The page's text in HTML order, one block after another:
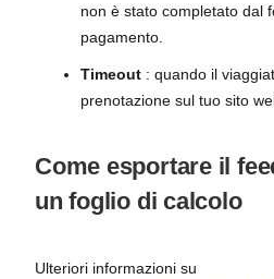
non è stato completato dal
pagamento.
Timeout : quando il
prenotazione sul tuo sito
Come esportare il
un foglio di calcolo
Ulteriori informazioni su